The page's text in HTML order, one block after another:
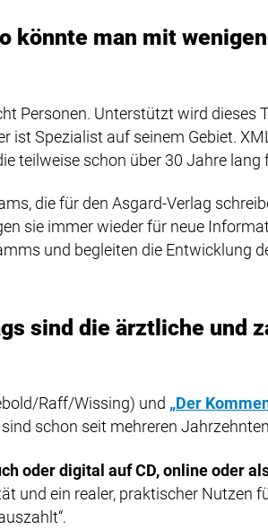
könnte man mit
Personen. Unterstützt wird
ist Spezialist auf seinem Gebiet.
teilweise schon über 30 Jahre lang
die für den Asgard-Verlag
sie immer wieder für neue
und begleiten die Entwicklung
sind die ärztliche und
Raff/Wissing) und „Der
schon seit mehreren
oder digital auf CD, online oder
und ein realer, praktischer Nutzen